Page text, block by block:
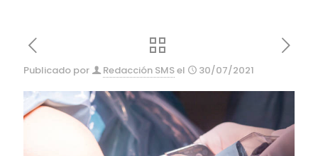
Publicado por Redacción SMSel 30/07/2021